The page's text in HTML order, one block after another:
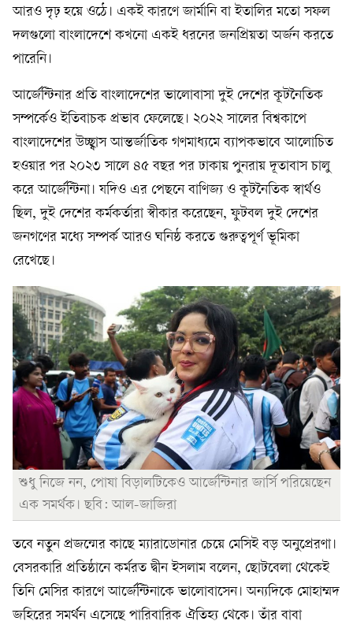
আরও দৃঢ় হয়ে ওঠে। একই কারণে জার্মানি বা ইতালির মতো সফল
দলগুলো বাংলাদেশে কখনো একই ধরনের জনপ্রিয়তা অর্জন করতে
পারেনি।
আর্জেন্টিনার প্রতি বাংলাদেশের ভালোবাসা দুই দেশের কূটনৈতিক
সম্পর্কেও ইতিবাচক প্রভাব ফেলেছে। ২০২২ সালের বিশ্বকাপে
বাংলাদেশের উচ্ছ্বাস আন্তর্জাতিক গণমাধ্যমে ব্যাপকভাবে আলোচিত
হওয়ার পর ২০২৩ সালে ৪৫ বছর পর ঢাকায় পুনরায় দূতাবাস চালু
করে আর্জেন্টিনা। যদিও এর পেছনে বাণিজ্য ও কূটনৈতিক স্বার্থও
ছিল, দুই দেশের কর্মকর্তারা স্বীকার করেছেন, ফুটবল দুই দেশের
জনগণের মধ্যে সম্পর্ক আরও ঘনিষ্ঠ করতে গুরুত্বপূর্ণ ভূমিকা
রেখেছে।
শুধু নিজে নন, পোষা বিড়ালটিকেও আর্জেন্টিনার জার্সি পরিয়েছেন
এক সমর্থক। ছবি: আল-জাজিরা
তবে নতুন প্রজন্মের কাছে ম্যারাডোনার চেয়ে মেসিই বড় অনুপ্রেরণা।
বেসরকারি প্রতিষ্ঠানে কর্মরত দ্বীন ইসলাম বলেন, ছোটবেলা থেকেই
তিনি মেসির কারণে আর্জেন্টিনাকে ভালোবাসেন। অন্যদিকে মোহাম্মদ
জহিরের সমর্থন এসেছে পারিবারিক ঐতিহ্য থেকে। তাঁর বাবা